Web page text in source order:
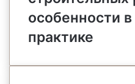
особенности
практике